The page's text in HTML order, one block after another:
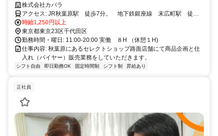
株式会社カバラ
アクセス: JR秋葉原駅 徒歩7分。 地下鉄銀座線 末広町駅 徒歩1
分。 地下鉄千代田線 湯島駅（6分）
時給1,250円以上
東京都東京23区千代田区
勤務時間・曜日: 11:00-20:00 実働 ８H （休憩１H)
仕事内容: 秋葉原にあるセレクトショップ路面店舗にて商品企画と仕
入れ（バイヤー）販売業務をしていただきます。
シフト自由 即日勤務OK 固定時間制 シフト制 昇給あり
正社員